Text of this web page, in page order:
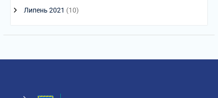
Липень 2021 (10)